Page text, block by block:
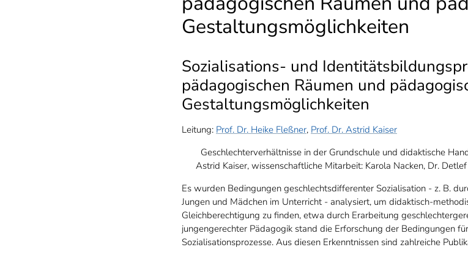
Gestaltungsmöglichkeiten
Sozialisations- und
pädagogischen Räumen und
Gestaltungsmöglichkeiten
Leitung: Prof. Dr. Heike Fleßner, Prof. Dr. Astrid Kaiser
Geschlechterverhältnisse in der Grundschule und didaktische
Astrid Kaiser, wissenschaftliche Mitarbeit: Karola Nacken, Dr. Detlef
Es wurden Bedingungen geschlechtsdifferenter Sozialisation - z. B.
Jungen und Mädchen im Unterricht - analysiert, um didaktisch-
Gleichberechtigung zu finden, etwa durch Erarbeitung
jungengerechter Pädagogik stand die Erforschung der Bedingungen
Sozialisationsprozesse. Aus diesen Erkenntnissen sind zahlreiche